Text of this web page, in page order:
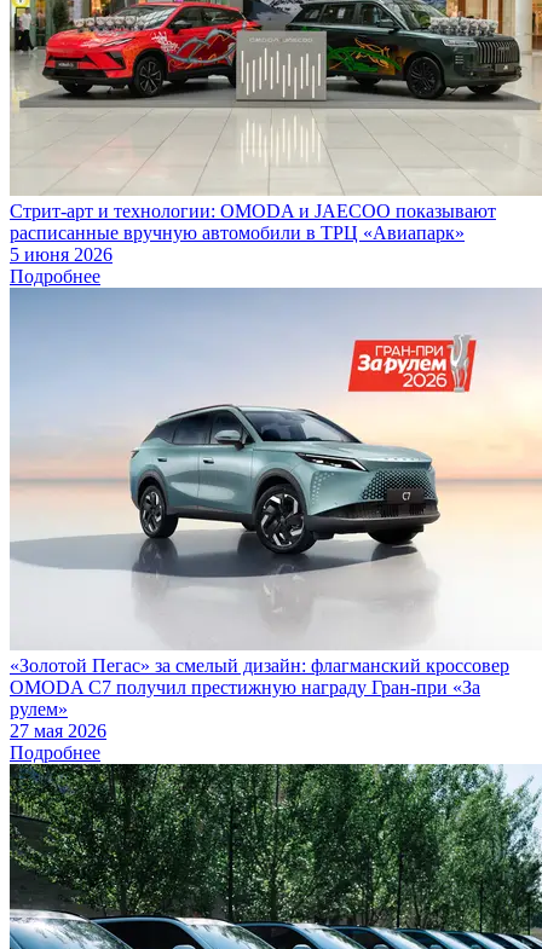
Стрит-арт и технологии: OMODA и JAECOO показывают
расписанные вручную автомобили в ТРЦ «Авиапарк»
5 июня 2026
Подробнее
«Золотой Пегас» за смелый дизайн: флагманский кроссовер
OMODA C7 получил престижную награду Гран-при «За
рулем»
27 мая 2026
Подробнее